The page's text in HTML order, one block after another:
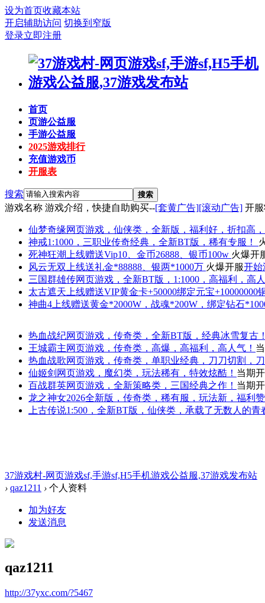
设为首页收藏本站
开启辅助访问 切换到窄版
登录立即注册
首页
页游公益服
手游公益服
2025游戏排行
充值游戏币
开服表
搜索 搜索
游戏名称 游戏介绍，快捷自助购买--[套黄广告][滚动广告] 开
仙梦奇缘网页游戏，仙侠类，全新版，福利好，折扣高
神戒1:1000，三职业传奇经典，全新BT版，稀有专服！
死神狂潮 上线赠送Vip10、金币26888、银币100w 火爆开
风云无双 上线送礼金*88888、银两*1000万 火爆开服开始
三国群雄传网页游戏，全新BT版，1:1000，高福利，高
太古遮天 上线赠送VIP黄金卡+50000绑定元宝+10000000
神曲4 上线赠送黄金*2000W，战魂*200W，绑定钻石
热血战纪网页游戏，传奇类，全新BT版，经典冰雪复古
王城霸主网页游戏，传奇类，高爆，高福利，高人气！
热血战歌网页游戏，传奇类，单职业经典，刀刀切割，
仙姬剑 网页游戏，魔幻类，玩法稀有，特效炫酷！ 当期
百战群英网页游戏，全新策略类，三国经典之作！ 当期
龙之神女2026全新版，传奇类，稀有服，玩法新，福利
上古传说1:500，全新BT版，仙侠类，承载了无数人的青
37游戏村-网页游戏sf,手游sf,H5手机游戏公益服,37游戏发布站
› qaz1211 › 个人资料
加为好友
发送消息
qaz1211
http://37yxc.com/?5467